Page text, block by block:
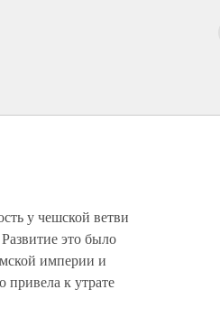
у чешской ветви
это было
империи и
привела к утрате